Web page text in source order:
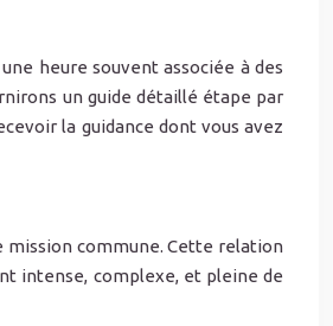
heure souvent associée à des
un guide détaillé étape par
la guidance dont vous avez
mission commune. Cette relation
intense, complexe, et pleine de